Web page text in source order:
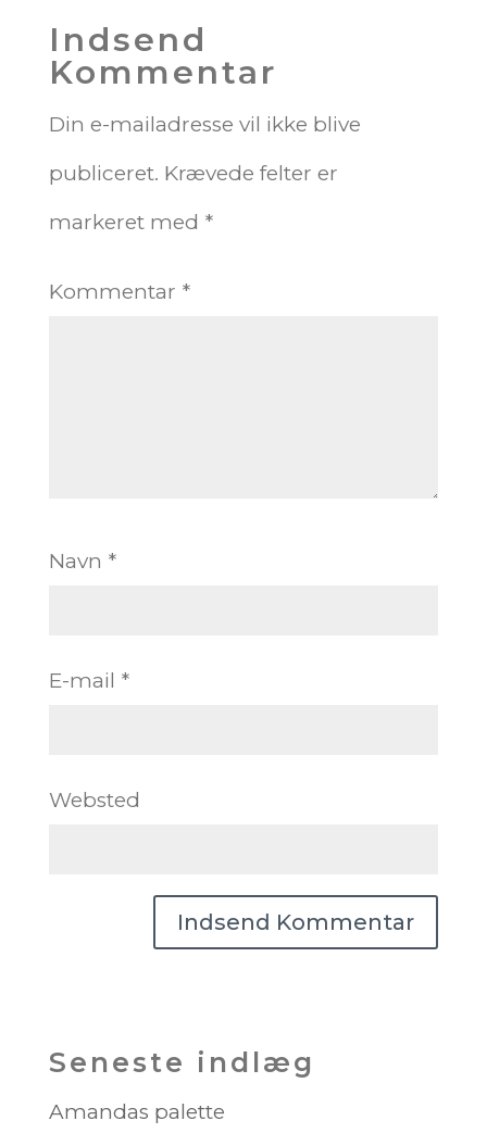
Indsend
Kommentar
Din e-mailadresse vil ikke blive
publiceret. Krævede felter er
markeret med *
Kommentar *
Navn *
E-mail *
Websted
Seneste indlæg
Amandas palette